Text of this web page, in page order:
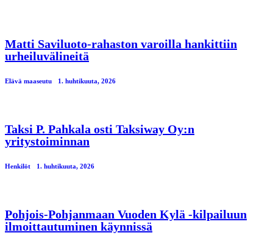
Matti Saviluoto-rahaston varoilla hankittiin
urheiluvälineitä
Elävä maaseutu 1. huhtikuuta, 2026
Taksi P. Pahkala osti Taksiway Oy:n
yritystoiminnan
Henkilöt 1. huhtikuuta, 2026
Pohjois-Pohjanmaan Vuoden Kylä -kilpailuun
ilmoittautuminen käynnissä